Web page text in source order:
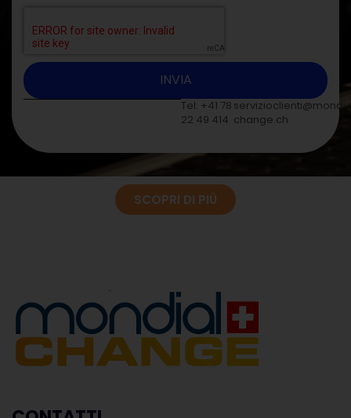
INVIA
Tel: +41 78
22 49 414 change.ch
SCOPRI DI PIÙ